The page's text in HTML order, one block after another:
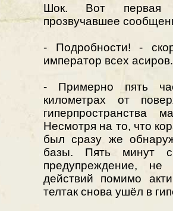
Шок. Вот первая
прозвучавшее
- Подробности! -
император всех асиров.
- Примерно пять
километрах от
гиперпространства
Несмотря на то, что
был сразу же
базы. Пять минут
предупреждение,
действий помимо
телтак снова ушёл в